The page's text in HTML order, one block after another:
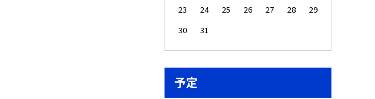
23
24 25 26 27 28
29
30
31
予定